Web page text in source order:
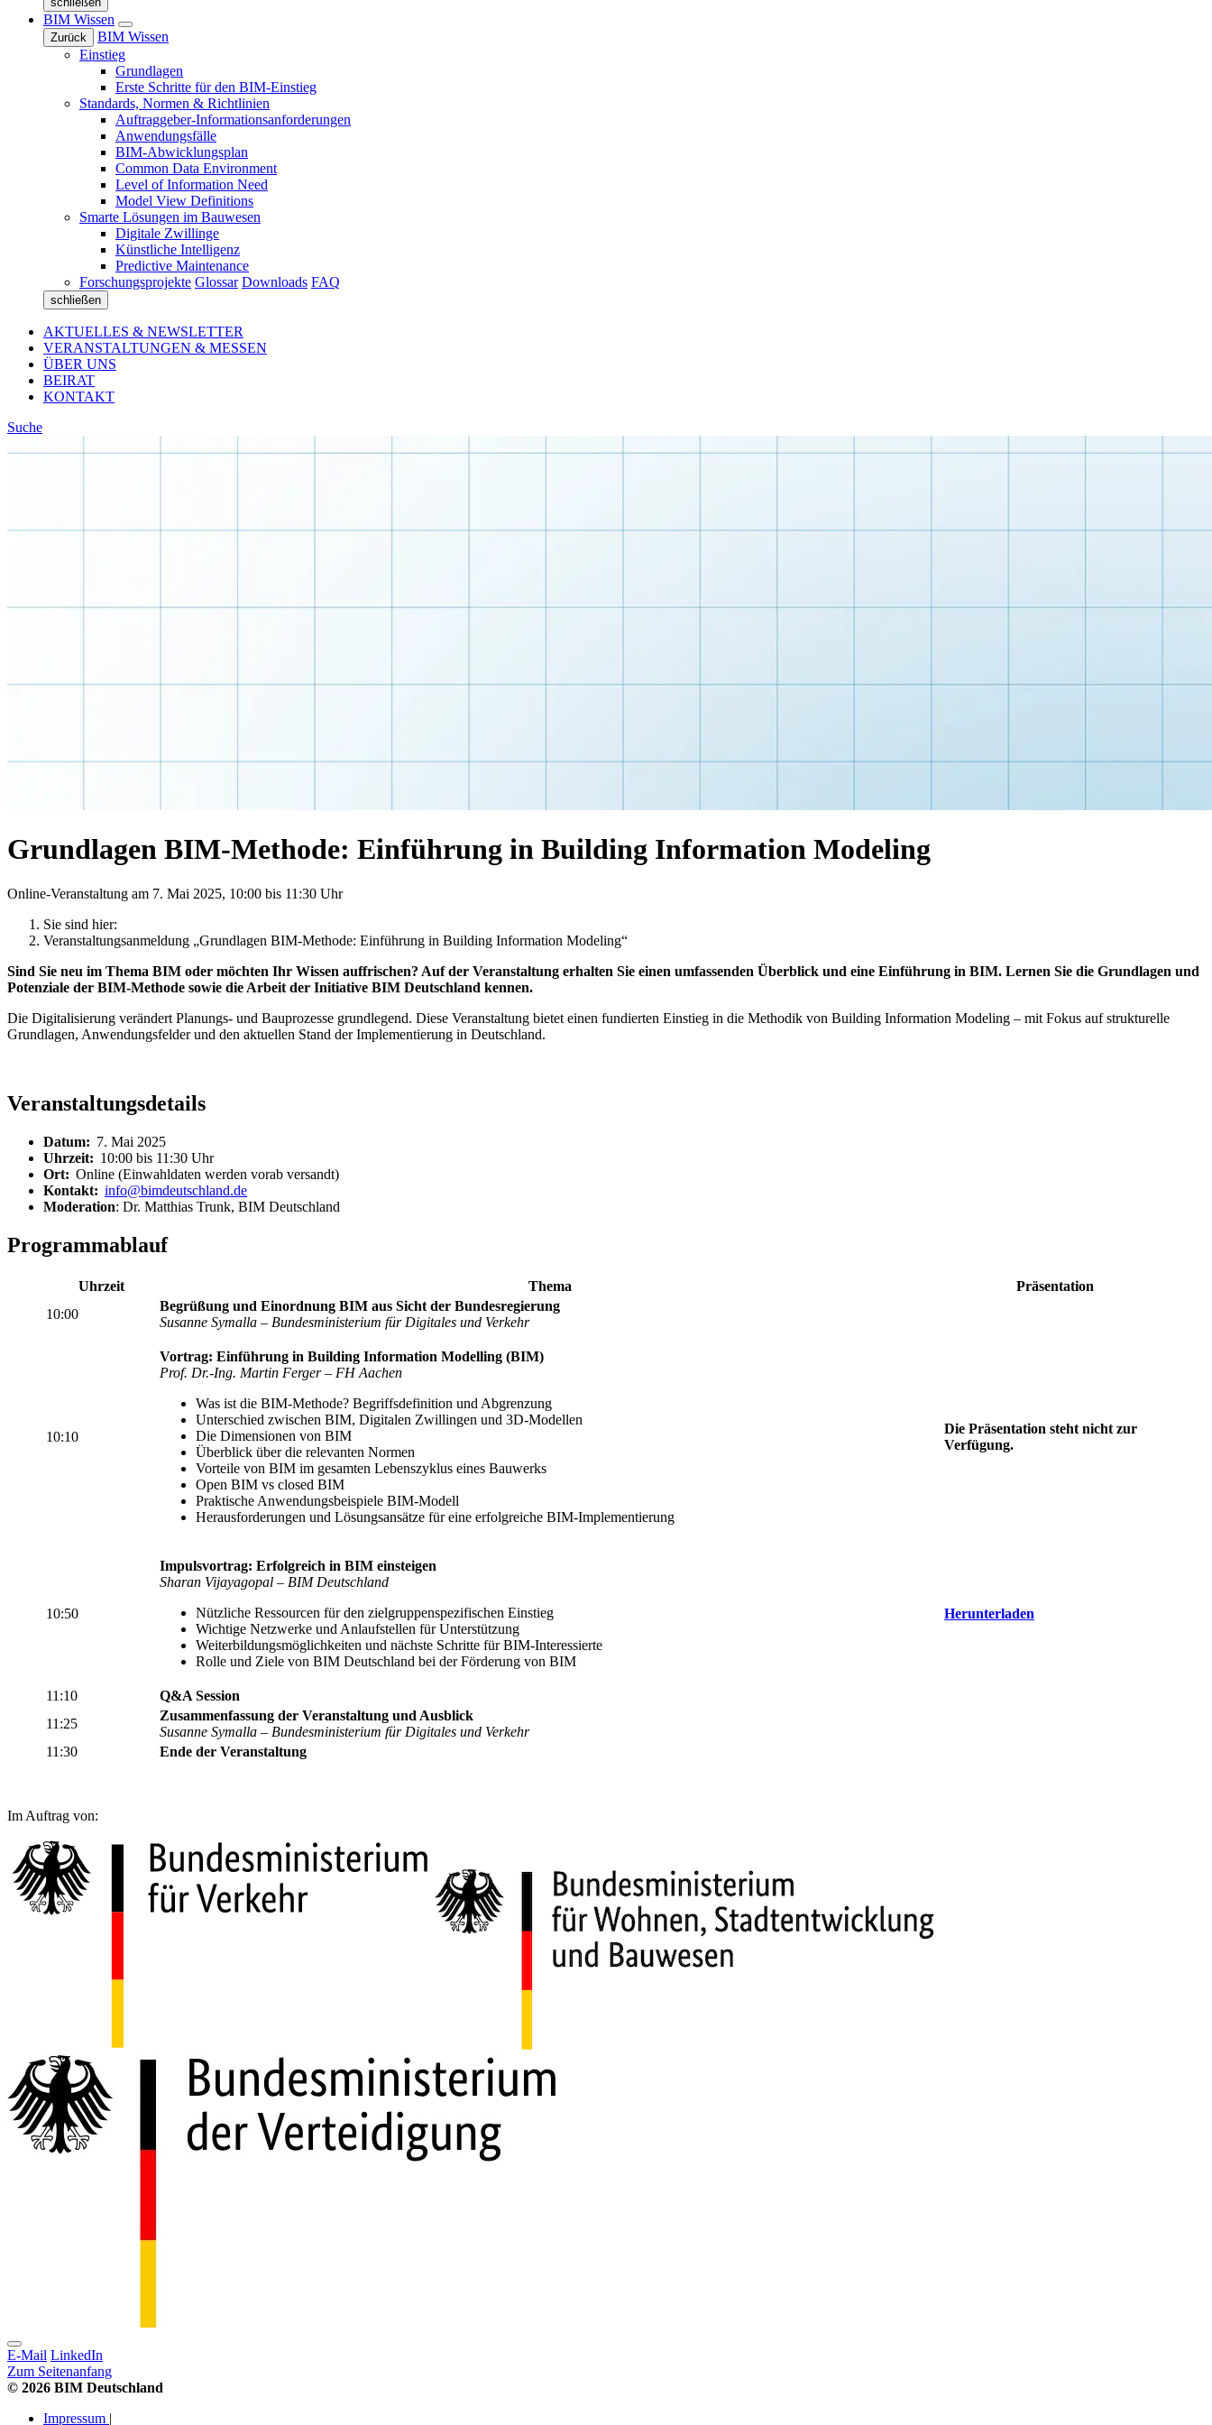
BIM Wissen
Zurück
BIM Wissen
Einstieg
Grundlagen
Erste Schritte für den BIM-Einstieg
Standards, Normen & Richtlinien
Auftraggeber-Informationsanforderungen
Anwendungsfälle
BIM-Abwicklungsplan
Common Data Environment
Level of Information Need
Model View Definitions
Smarte Lösungen im Bauwesen
Digitale Zwillinge
Künstliche Intelligenz
Predictive Maintenance
Forschungsprojekte Glossar Downloads FAQ
schließen
AKTUELLES & NEWSLETTER
VERANSTALTUNGEN & MESSEN
ÜBER UNS
BEIRAT
KONTAKT
Suche
Grundlagen BIM-Methode: Einführung in Building Information Modeling
Online-Veranstaltung am 7. Mai 2025, 10:00 bis 11:30 Uhr
Sie sind hier:
Veranstaltungsanmeldung „Grundlagen BIM-Methode: Einführung in Building Information Modeling“
Sind Sie neu im Thema BIM oder möchten Ihr Wissen auffrischen? Auf der Veranstaltung erhalten Sie einen umfassenden Überblick und eine Einführung in BIM. Lernen Sie die Grundlagen und
Potenziale der BIM-Methode sowie die Arbeit der Initiative BIM Deutschland kennen.
Die Digitalisierung verändert Planungs- und Bauprozesse grundlegend. Diese Veranstaltung bietet einen fundierten Einstieg in die Methodik von Building Information Modeling – mit Fokus auf strukturelle
Grundlagen, Anwendungsfelder und den aktuellen Stand der Implementierung in Deutschland.
Veranstaltungsdetails
Datum: 7. Mai 2025
Uhrzeit: 10:00 bis 11:30 Uhr
Ort: Online (Einwahldaten werden vorab versandt)
Kontakt: info@bimdeutschland.de
Moderation: Dr. Matthias Trunk, BIM Deutschland
Programmablauf
Uhrzeit Thema
Präsentation
10:00
Begrüßung und Einordnung BIM aus Sicht der Bundesregierung
Susanne Symalla – Bundesministerium für Digitales und Verkehr
10:10
Vortrag: Einführung in Building Information Modelling (BIM)
Prof. Dr.-Ing. Martin Ferger – FH Aachen
Was ist die BIM-Methode? Begriffsdefinition und Abgrenzung
Unterschied zwischen BIM, Digitalen Zwillingen und 3D-Modellen
Die Dimensionen von BIM
Überblick über die relevanten Normen
Vorteile von BIM im gesamten Lebenszyklus eines Bauwerks
Open BIM vs closed BIM
Praktische Anwendungsbeispiele BIM-Modell
Herausforderungen und Lösungsansätze für eine erfolgreiche BIM-Implementierung
Die Präsentation steht nicht zur
Verfügung.
10:50
Impulsvortrag: Erfolgreich in BIM einsteigen
Sharan Vijayagopal – BIM Deutschland
Nützliche Ressourcen für den zielgruppenspezifischen Einstieg
Wichtige Netzwerke und Anlaufstellen für Unterstützung
Weiterbildungsmöglichkeiten und nächste Schritte für BIM-Interessierte
Rolle und Ziele von BIM Deutschland bei der Förderung von BIM
Herunterladen
11:10
Q&A Session
11:25
Zusammenfassung der Veranstaltung und Ausblick
Susanne Symalla – Bundesministerium für Digitales und Verkehr
11:30
Ende der Veranstaltung
Im Auftrag von:
E-Mail LinkedIn
Zum Seitenanfang
© 2026 BIM Deutschland
Impressum |